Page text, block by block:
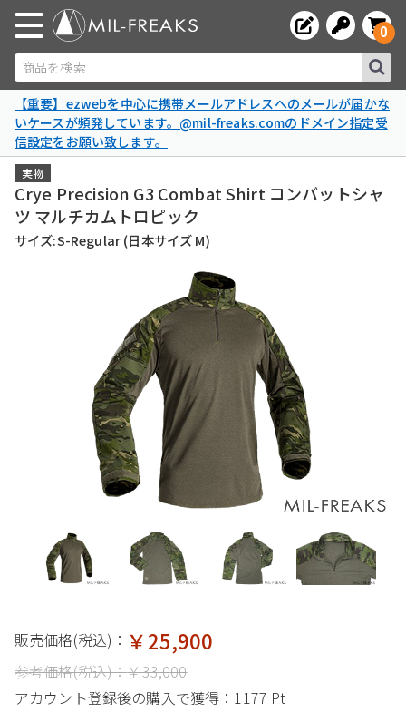
商品を検索
0
【重要】ezwebを中心に携帯メールアドレスへのメールが届かな
いケースが頻発しています。@mil-freaks.comのドメイン指定受
信設定をお願い致します。
実物
Crye Precision G3 Combat Shirt コンバットシャ
ツ マルチカムトロピック
サイズ:S-Regular (日本サイズ M)
販売価格(税込)： ￥25,900
参考価格(税込)：￥33,000
アカウント登録後の購入で獲得： 1177 Pt